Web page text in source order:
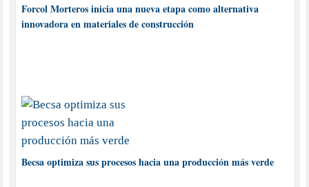
Forcol Morteros inicia una nueva etapa como alternativa
innovadora en materiales de construcción
Becsa optimiza sus procesos hacia una producción más verde